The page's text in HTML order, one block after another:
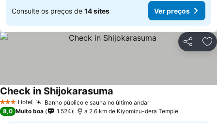
Consulte os preços de 14 sites Ver preços
Partilhar
3 EstrelasHotel Banho público e sauna no último andarVer preços
Check in Shijokarasuma
8,0 Muito boa 1.524 a 2.6 km de Kiyomizu-dera Temple